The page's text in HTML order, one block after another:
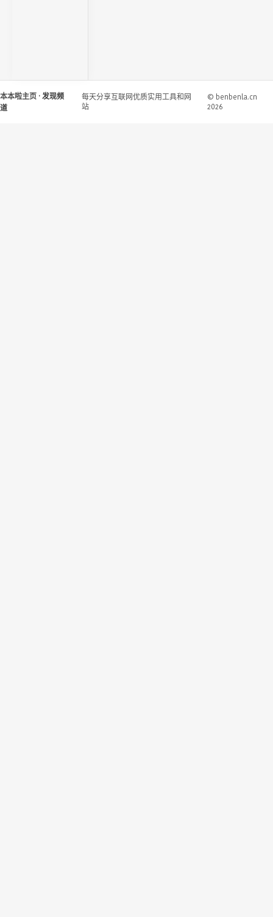
本本啦主页 · 发现频
道
每天分享互联网优质实用工具和网
站
© benbenla.cn
2026